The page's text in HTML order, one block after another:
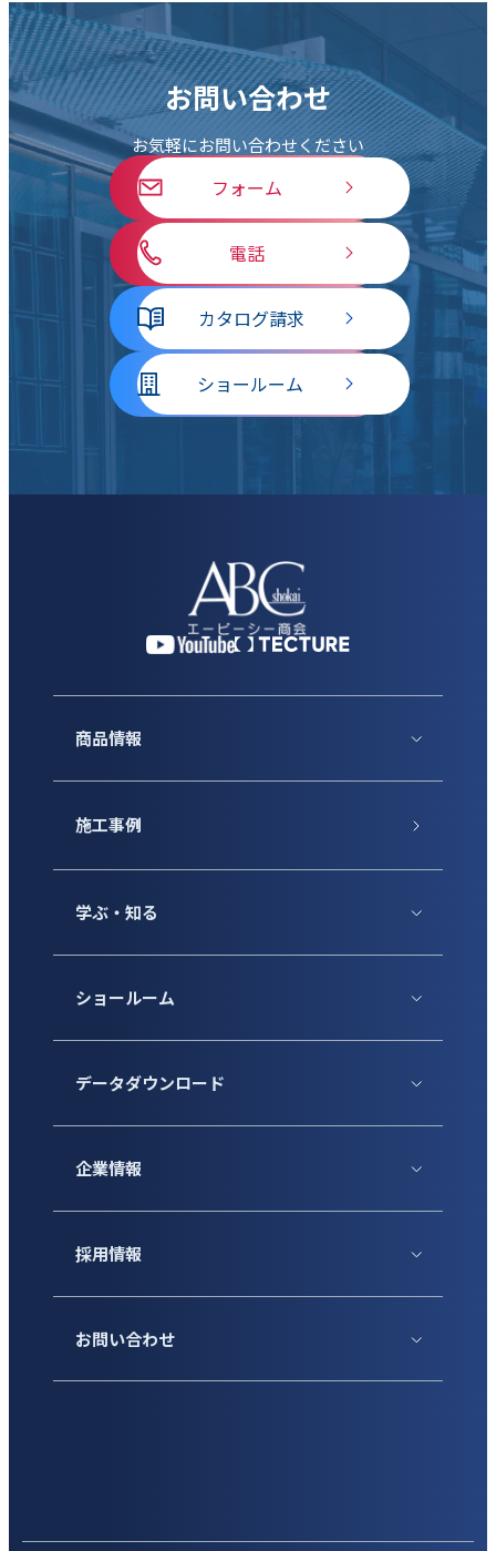
お問い合わせ
お気軽にお問い合わせください
フォーム
電話
カタログ請求
ショールーム
商品情報
施工事例
学ぶ・知る
ショールーム
データダウンロード
企業情報
採用情報
お問い合わせ